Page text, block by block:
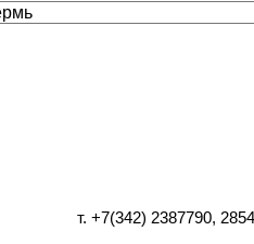
т. +7(342) 2387790,